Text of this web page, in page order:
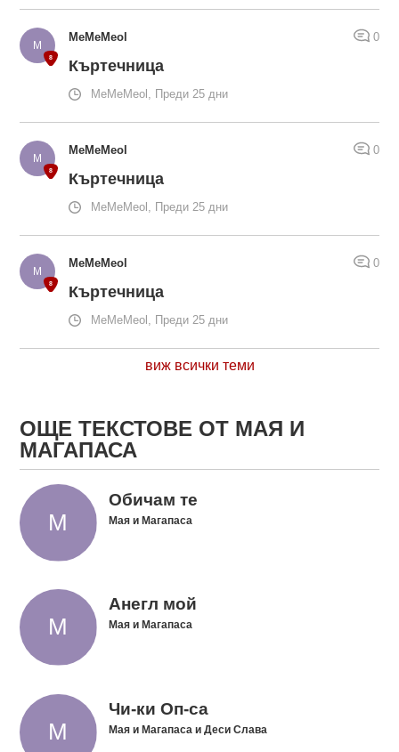
MeMeMeol 0
Къртечница
MeMeMeol, Преди 25 дни
MeMeMeol 0
Къртечница
MeMeMeol, Преди 25 дни
MeMeMeol 0
Къртечница
MeMeMeol, Преди 25 дни
виж всички теми
ОЩЕ ТЕКСТОВЕ ОТ МАЯ И
МАГАПАСА
Обичам те
Мая и Магапаса
Анегл мой
Мая и Магапаса
Чи-ки Оп-са
Мая и Магапаса и Деси Слава